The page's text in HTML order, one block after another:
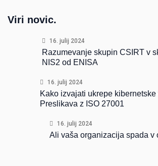
Viri novic.
16. julij 2024
Razumevanje skupin CSIRT v
NIS2 od ENISA
16. julij 2024
Kako izvajati ukrepe kibernetske
Preslikava z ISO 27001
16. julij 2024
Ali vaša organizacija spada v